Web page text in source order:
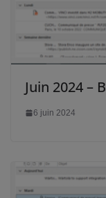
Juin 2024 –
6 juin 2024